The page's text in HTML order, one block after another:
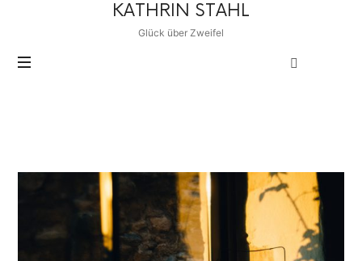
KATHRIN
STAHL
KATHRIN STAHL
Glück über Zweifel